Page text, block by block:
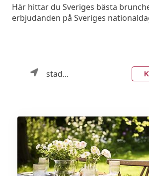
Här hittar du Sveriges bästa
erbjudanden på Sveriges
stad...